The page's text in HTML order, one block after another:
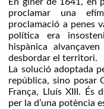
En giner de 1641, en
proclamar una
proclamació a penes
política era
hispànica
desbordar el territori.
La solució adoptada
república, sino posar
França, Lluís XIII. És
per la d’una potència